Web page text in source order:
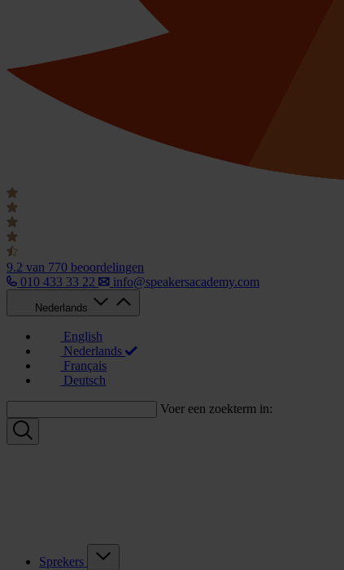
9.2 van 770 beoordelingen
010 433 33 22
info@speakersacademy.com
Nederlands
English
Nederlands
Français
Deutsch
Voer een zoekterm in:
Sprekers